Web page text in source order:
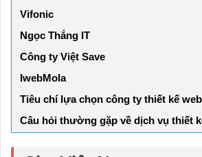
Vifonic
Ngọc Thắng IT
Công ty Việt Save
IwebMola
Tiêu chí lựa chọn công ty thiết kế
Câu hỏi thường gặp về dịch vụ thiết